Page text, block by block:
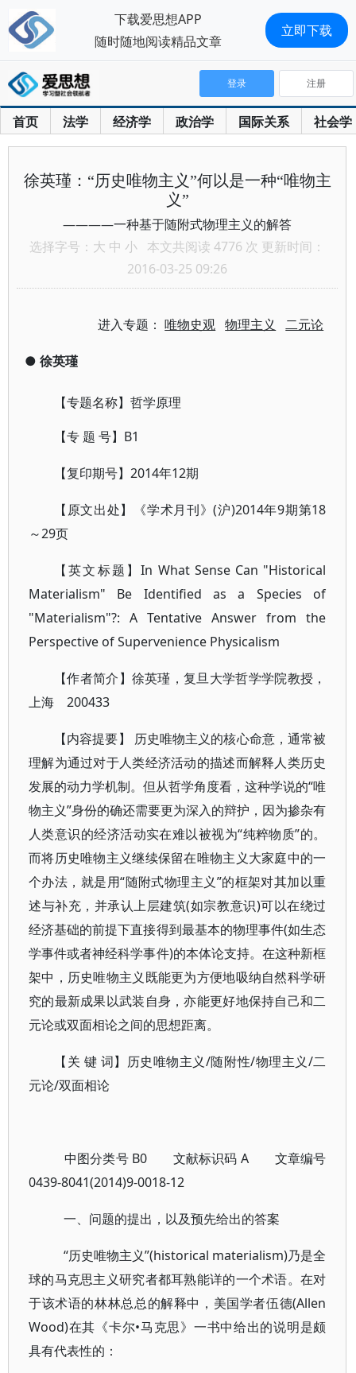
首页 法学 经济学 政治学 国际关系 社会学
登录 注册
徐英瑾：“历史唯物主义”何以是一种“唯物主
义”
————一种基于随附式物理主义的解答
选择字号： 大 中 小 本文共阅读 4776 次 更新时间：
2016-03-25 09:26
进入专题：唯物史观 物理主义 二元论
● 徐英瑾
【专题名称】哲学原理
【专 题 号】B1
【复印期号】2014年12期
【原文出处】《学术月刊》(沪)2014年9期第18
～29页
【英文标题】In What Sense Can "Historical
Materialism" Be Identified as a Species of
"Materialism"?: A Tentative Answer from the
Perspective of Supervenience Physicalism
【作者简介】徐英瑾，复旦大学哲学学院教授，
上海 200433
【内容提要】 历史唯物主义的核心命意，通常被
理解为通过对于人类经济活动的描述而解释人类历史
发展的动力学机制。但从哲学角度看，这种学说的“唯
物主义”身份的确还需要更为深入的辩护，因为掺杂有
人类意识的经济活动实在难以被视为“纯粹物质”的。
而将历史唯物主义继续保留在唯物主义大家庭中的一
个办法，就是用“随附式物理主义”的框架对其加以重
述与补充，并承认上层建筑(如宗教意识)可以在绕过
经济基础的前提下直接得到最基本的物理事件(如生态
学事件或者神经科学事件)的本体论支持。在这种新框
架中，历史唯物主义既能更为方便地吸纳自然科学研
究的最新成果以武装自身，亦能更好地保持自己和二
元论或双面相论之间的思想距离。
【关 键 词】历史唯物主义/随附性/物理主义/二
元论/双面相论
中图分类号 B0 文献标识码 A 文章编号
0439-8041(2014)9-0018-12
一、问题的提出，以及预先给出的答案
“历史唯物主义”(historical materialism)乃是全
球的马克思主义研究者都耳熟能详的一个术语。在对
于该术语的林林总总的解释中，美国学者伍德(Allen
Wood)在其《卡尔•马克思》一书中给出的说明是颇
具有代表性的：
下载爱思想APP
随时随地阅读精品文章
立即下载